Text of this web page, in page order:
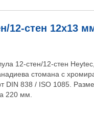
12-стен 12x13
12-стен/12-стен
стомана с
DIN 838 / ISO 1085.
220 мм.